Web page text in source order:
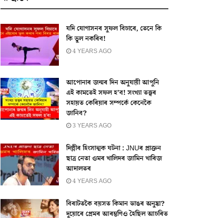
যদি যোগাসনৰ সুফল বিচাৰে, তেনে কি
কি ভুল নকৰিব!
4 YEARS AGO
আপোনাৰ জন্মৰ দিন অনুযায়ী আপুনি
এই কামতেই সফল হ’ব! সংখ্যা তত্ত্বৰ
সহায়ত কেৰিয়াৰ সম্পৰ্কে কেনেকৈ
জানিব?
3 YEARS AGO
দিল্লীৰ হিংসাত্মক ঘটনা : JNUৰ প্ৰাক্তন
ছাত্ৰ নেতা ওমৰ খালিদৰ জামিন খাৰিজ
আদালতৰ
4 YEARS AGO
বিৰাটতকৈ বয়সত কিমান ডাঙৰ অনুষ্কা?
দুয়োৰে প্ৰেমৰ আৰম্ভণিও হৈছিল আচৰিত